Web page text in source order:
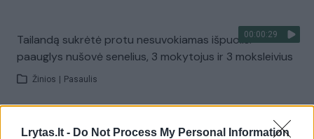
Lrytas.lt - Do Not Process My Personal Information
00:00:29
Tailandą sukrėtė protu nesuvokiamas išpuolis:
paauglys nušovė senelius, 3 mokytojus ir 3 moksleivius
Žinios Pasaulis
Visi įrašai